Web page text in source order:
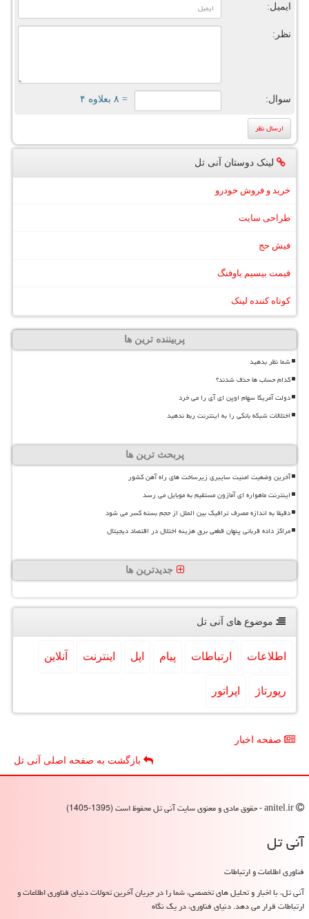
ایمیل:
نظر:
سوال: = ۸ بعلاوه ۴
لینک دوستان آنی تل
خرید و فروش خودرو
طراحی سایت
فیش حج
قیمت بیسیم باوفنگ
کوتاه کننده لینک
پربیننده ترین ها
شما نظر بدهید
کدام حساب ها حذف شدند؟
دولت آمریکا سهام اوپن ای آی را می خرد
اختلالات شبکه بانکی را به اینترنت ربط ندهید
پربحث ترین ها
آخرین وضعیت امنیت سایبری زیرساخت های راه آهن کشور
اینترنت ماهواره ای آمازون مستقیم به موبایل می رسد
دقیقا به اندازه مصرف ترافیک بین الملل از حجم بسته کسر می شود
مراکز داده قربانی پنهان قطعی برق هزینه اختلال در اقتصاد دیجیتال
جدیدترین ها
موضوع های آنی تل
اطلاعات ارتباطات پیام اپل اینترنت آنلاین
رپورتاژ اپراتور
صفحه اخبار
بازگشت به صفحه اصلی آنی تل
آنی تل
فناوری اطلاعات و ارتباطات
آنی تل، با اخبار و تحلیل های تخصصی، شما را در جریان آخرین تحولات دنیای فناوری اطلاعات و
ارتباطات قرار می دهد. دنیای فناوری، در یک نگاه